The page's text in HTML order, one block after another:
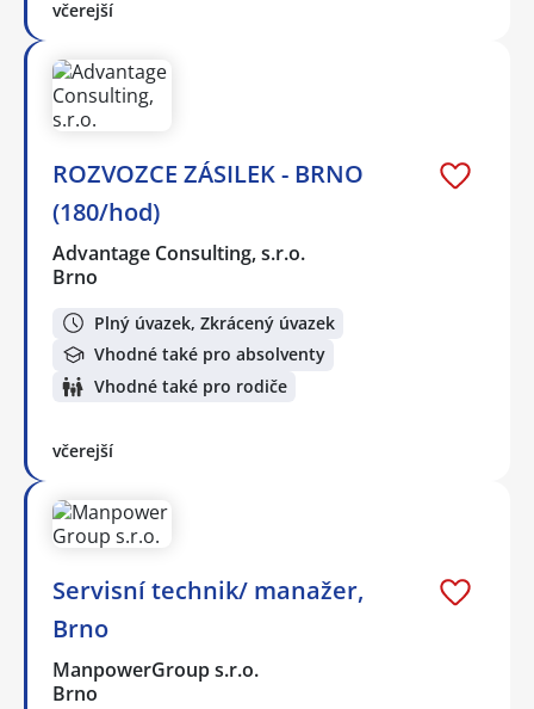
včerejší
ROZVOZCE ZÁSILEK - BRNO
(180/hod)
Advantage Consulting, s.r.o.
Brno
Plný úvazek, Zkrácený úvazek
Vhodné také pro absolventy
Vhodné také pro rodiče
včerejší
Servisní technik/ manažer,
Brno
ManpowerGroup s.r.o.
Brno